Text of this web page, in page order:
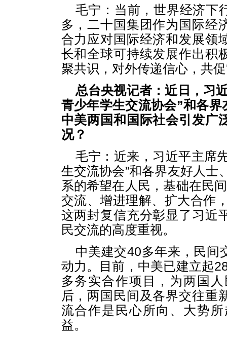
毛宁：当前，世界经济下
多，二十国集团作为国际经
合力应对国际经济和发展领
长和全球可持续发展作出积
聚共识，对外传递信心，共
总台央视记者：近日，习
青少年学生交流协会”和各
中美两国和国际社会引发广
况？
毛宁：近来，习近平主席
生交流协会”和各界友好人士
系的希望在人民，基础在民
交流、增进理解、扩大合作
这两封复信充分彰显了习近
民交流的高度重视。
中美建交40多年来，民间
动力。目前，中美已建立起
多务实合作项目，为两国
后，两国民间及各界交往重
流合作是民心所向、大势
益。